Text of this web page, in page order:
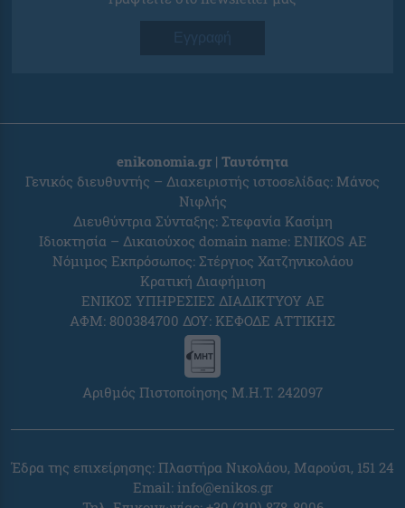
Εγγραφή
enikonomia.gr | Ταυτότητα
Γενικός διευθυντής – Διαχειριστής ιστοσελίδας: Μάνος
Νιφλής
Διευθύντρια Σύνταξης: Στεφανία Κασίμη
Ιδιοκτησία – Δικαιούχος domain name: ENIKOS AE
Νόμιμος Εκπρόσωπος: Στέργιος Χατζηνικολάου
Κρατική Διαφήμιση
ΕΝΙΚΟΣ ΥΠΗΡΕΣΙΕΣ ΔΙΑΔΙΚΤΥΟΥ ΑΕ
ΑΦΜ: 800384700 ΔΟΥ: ΚΕΦΟΔΕ ΑΤΤΙΚΗΣ
Αριθμός Πιστοποίησης Μ.Η.Τ. 242097
Έδρα της επιχείρησης: Πλαστήρα Νικολάου, Μαρούσι, 151 24
Email: info@enikos.gr